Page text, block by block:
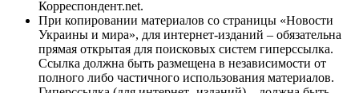
Корреспондент.net.
При копировании материалов со страницы «Новости
Украины и мира», для интернет-изданий – обязательна
прямая открытая для поисковых систем гиперссылка.
Ссылка должна быть размещена в независимости от
полного либо частичного использования материалов.